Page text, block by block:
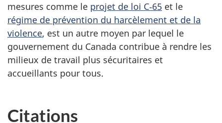
mesures comme le projet de loi C‑65 et le
régime de prévention du harcèlement et de la
violence, est un autre moyen par lequel le
gouvernement du Canada contribue à rendre les
milieux de travail plus sécuritaires et
accueillants pour tous.
Citations